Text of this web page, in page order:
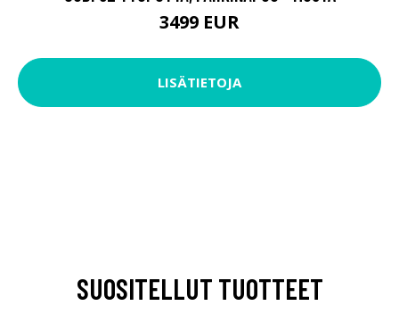
3499 EUR
LISÄTIETOJA
SUOSITELLUT TUOTTEET